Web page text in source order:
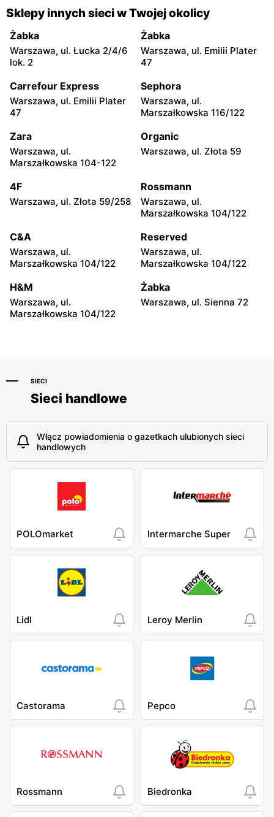
Media Expert
Marki al. Marsz. Józefa
Piłsudskiego 200
Media Expert
Piaseczno, ul. Puławska 46
Media Expert Media Expert
Media Expert
Legionowo, ul. Marsz.
Media Expert
Radzymin al. Jana Pawła II
Media Expert
Wołomin, ul. Geodetów 2A
Media Expert
Media Expert
Otwock, ul. Płk. Ryszarda
Media Expert
Podkowa Leśna, ul. Gołębia
26
Media Expert
Błonie, ul. Powstańców 12
Media Expert
Nowy Dwór Mazowiecki, ul.
Gen. Jerzego Przemysława
Media Expert
Grodzisk Mazowiecki, ul.
Media Expert
Sklepy innych sieci w Twojej okolicy
Żabka
Warszawa, ul. Łucka 2/4/6
lok. 2
Żabka
Warszawa, ul. Emilii Plater
47
Carrefour Express
Warszawa, ul. Emilii Plater
47
Sephora
Warszawa, ul.
Marszałkowska 116/122
Zara
Warszawa, ul.
Marszałkowska 104-122
Organic
Warszawa, ul. Złota 59
4F
Warszawa, ul. Złota 59/258
Rossmann
Warszawa, ul.
Marszałkowska 104/122
C&A
Warszawa, ul.
Marszałkowska 104/122
Reserved
Warszawa, ul.
Marszałkowska 104/122
H&M
Warszawa, ul.
Marszałkowska 104/122
Żabka
Warszawa, ul. Sienna 72
SIECI
Sieci handlowe
Włącz powiadomienia o gazetkach ulubionych sieci
handlowych
POLOmarket Intermarche Super
Lidl Leroy Merlin
Castorama Pepco
Rossmann Biedronka